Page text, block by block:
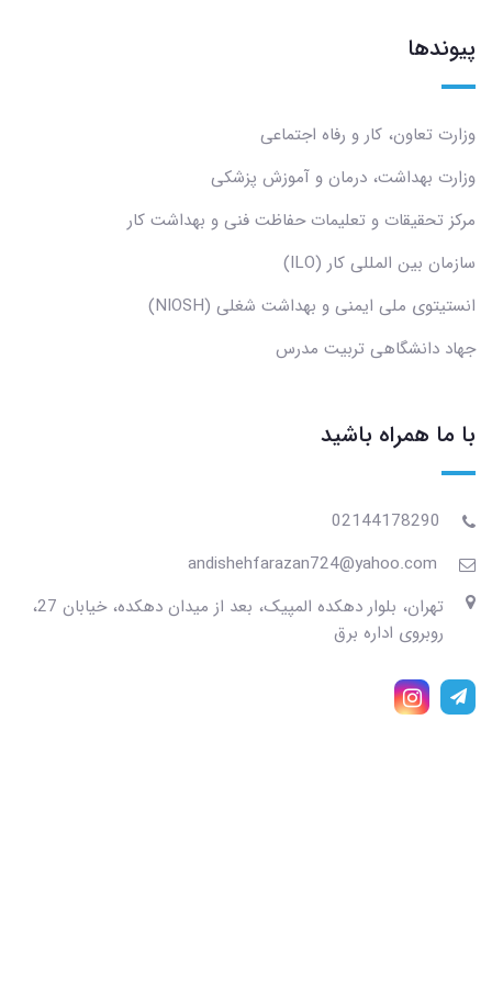
پیوندها
وزارت تعاون، کار و رفاه اجتماعی
وزارت بهداشت، درمان و آموزش پزشکی
مرکز تحقیقات و تعلیمات حفاظت فنی و بهداشت کار
سازمان بین المللی کار (ILO)
انستیتوی ملی ایمنی و بهداشت شغلی (NIOSH)
جهاد دانشگاهی تربیت مدرس
با ما همراه باشید
02144178290
andishehfarazan724@yahoo.com
تهران، بلوار دهکده المپیک، بعد از میدان دهکده، خیابان 27،
روبروی اداره برق